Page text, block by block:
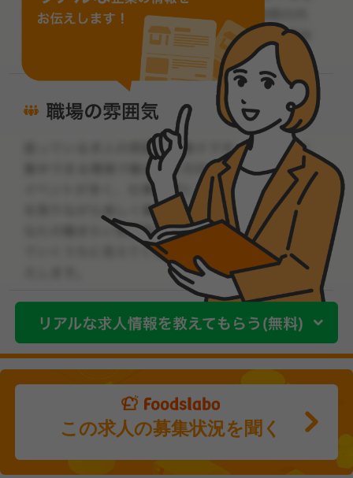
この求人の募集状況を聞く